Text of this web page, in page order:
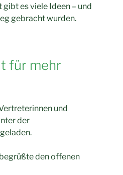
es viele Ideen – und
gebracht wurden.
für mehr
und
der
den offenen